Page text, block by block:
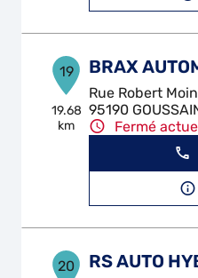
19
19.68
km
BRAX
Rue Robert
95190
Fermé
20 RS AUTO